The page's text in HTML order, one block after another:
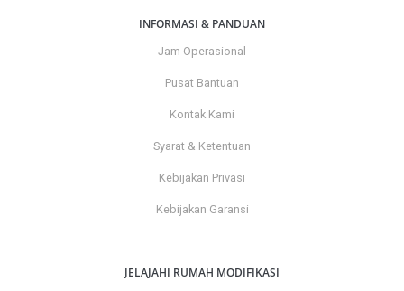
INFORMASI & PANDUAN
Jam Operasional
Pusat Bantuan
Kontak Kami
Syarat & Ketentuan
Kebijakan Privasi
Kebijakan Garansi
JELAJAHI RUMAH MODIFIKASI